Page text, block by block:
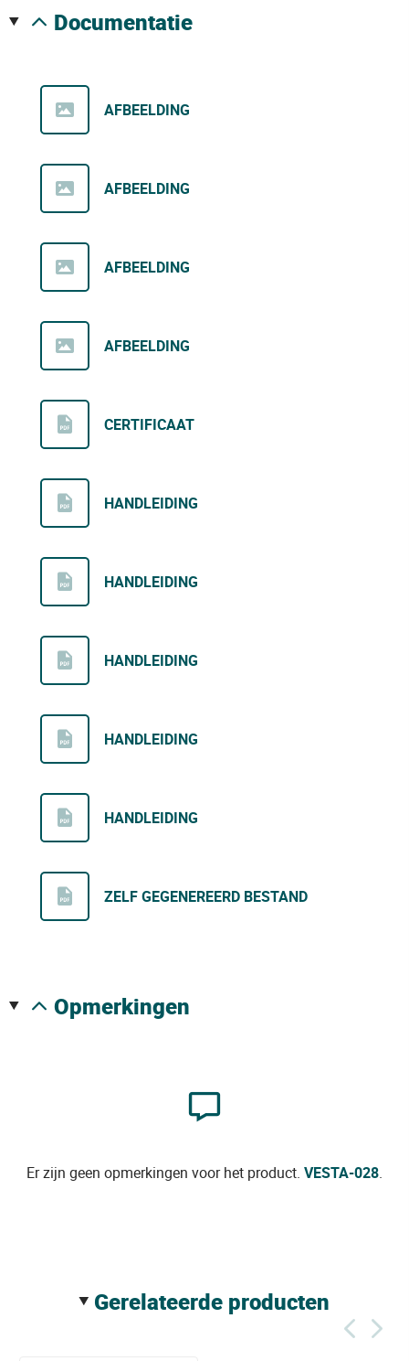
documentatie
AFBEELDING
AFBEELDING
AFBEELDING
AFBEELDING
CERTIFICAAT
HANDLEIDING
HANDLEIDING
HANDLEIDING
HANDLEIDING
HANDLEIDING
ZELF GEGENEREERD BESTAND
opmerkingen
Er zijn geen opmerkingen voor het product. VESTA-028.
gerelateerde producten